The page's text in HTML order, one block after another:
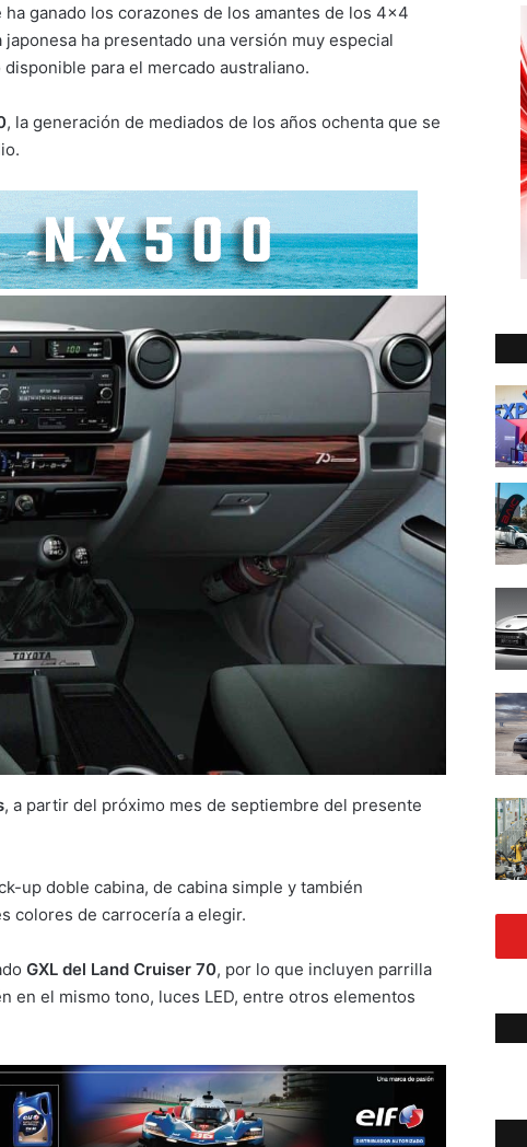
ha ganado los corazones de los amantes de los 4×4
ha presentado una versión muy especial
disponible para el mercado australiano.
, la generación de mediados de los años ochenta que se
, a partir del próximo mes de septiembre del presente
up doble cabina, de cabina simple y también
colores de carrocería a elegir.
GXL del Land Cruiser 70, por lo que incluyen parrilla
en el mismo tono, luces LED, entre otros elementos